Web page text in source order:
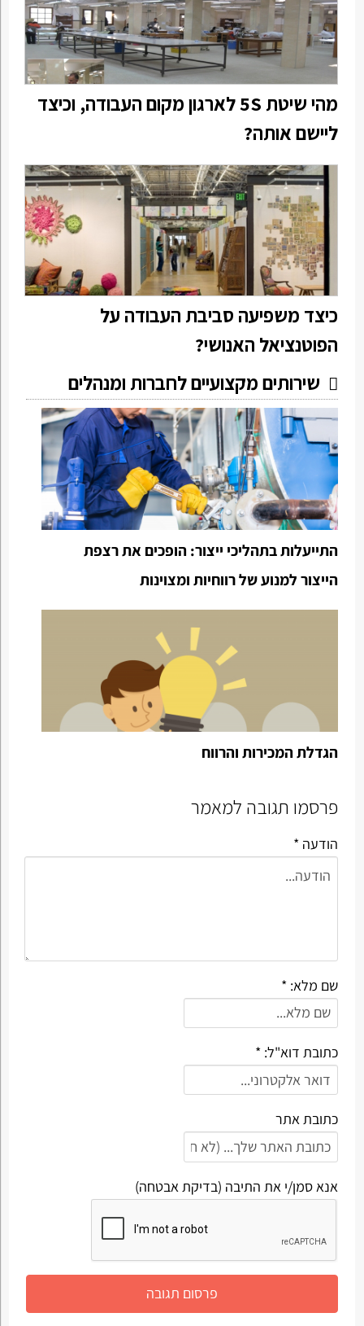
מהי שיטת 5S לארגון מקום העבודה, וכיצד
ליישם אותה?
כיצד משפיעה סביבת העבודה על
הפוטנציאל האנושי?
שירותים מקצועיים לחברות ומנהלים
התייעלות בתהליכי ייצור: הופכים את רצפת
הייצור למנוע של רווחיות ומצוינות
הגדלת המכירות והרווח
פרסמו תגובה למאמר
הודעה *
שם מלא: *
כתובת דוא"ל: *
כתובת אתר
אנא סמן/י את התיבה (בדיקת אבטחה)